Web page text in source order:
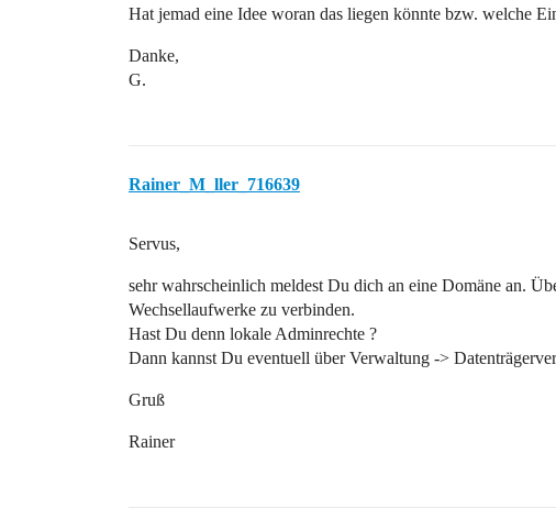
Hat jemad eine Idee woran das liegen könnte bzw. welche
Danke,
G.
Rainer_M_ller_716639
Servus,
sehr wahrscheinlich meldest Du dich an eine Domäne an.
Wechsellaufwerke zu verbinden.
Hast Du denn lokale Adminrechte ?
Dann kannst Du eventuell über Verwaltung ->
Gruß
Rainer